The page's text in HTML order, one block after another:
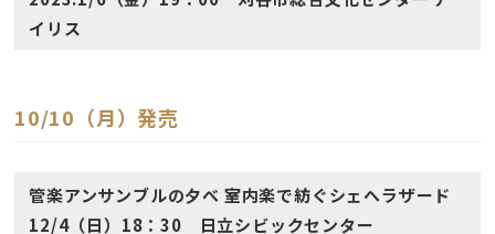
イリス
10/10（月）発売
管楽アンサンブルの夕べ 室内楽で紡ぐシェへラザード
12/4（日）18：30 日立シビックセンター